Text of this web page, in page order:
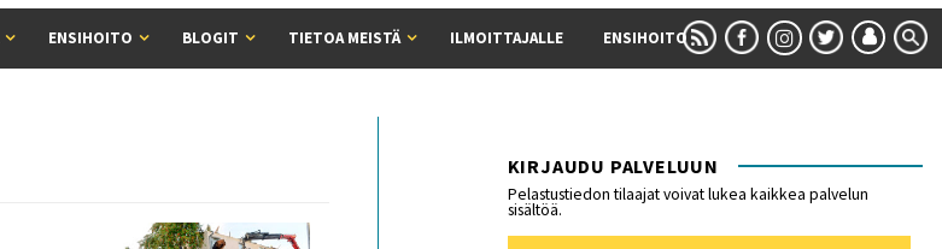
ENSIHOITO BLOGIT TIETOA MEISTÄ ILMOITTAJALLE ENSIHOITO
KIRJAUDU PALVELUUN
Pelastustiedon tilaajat voivat lukea kaikkea palvelun
sisältöä.